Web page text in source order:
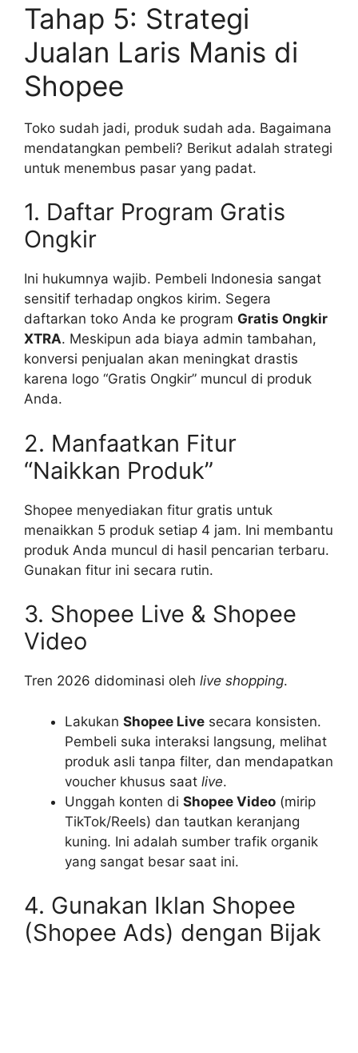
Tahap 5: Strategi
Jualan Laris Manis di
Shopee
Toko sudah jadi, produk sudah ada. Bagaimana
mendatangkan pembeli? Berikut adalah strategi
untuk menembus pasar yang padat.
1. Daftar Program Gratis
Ongkir
Ini hukumnya wajib. Pembeli Indonesia sangat
sensitif terhadap ongkos kirim. Segera
daftarkan toko Anda ke program Gratis Ongkir
XTRA. Meskipun ada biaya admin tambahan,
konversi penjualan akan meningkat drastis
karena logo “Gratis Ongkir” muncul di produk
Anda.
2. Manfaatkan Fitur
“Naikkan Produk”
Shopee menyediakan fitur gratis untuk
menaikkan 5 produk setiap 4 jam. Ini membantu
produk Anda muncul di hasil pencarian terbaru.
Gunakan fitur ini secara rutin.
3. Shopee Live & Shopee
Video
Tren 2026 didominasi oleh live shopping.
Lakukan Shopee Live secara konsisten.
Pembeli suka interaksi langsung, melihat
produk asli tanpa filter, dan mendapatkan
voucher khusus saat live.
Unggah konten di Shopee Video (mirip
TikTok/Reels) dan tautkan keranjang
kuning. Ini adalah sumber trafik organik
yang sangat besar saat ini.
4. Gunakan Iklan Shopee
(Shopee Ads) dengan Bijak